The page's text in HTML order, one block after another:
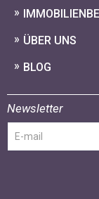
ÜBER UNS
BLOG
Newsletter